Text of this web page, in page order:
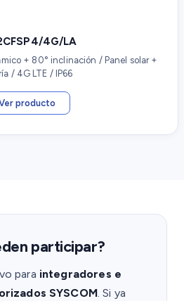
4G/LA
+ 80° inclinación / Panel solar +
/ 4G LTE / IP66
producto
participar?
para integradores e
SYSCOM. Si ya